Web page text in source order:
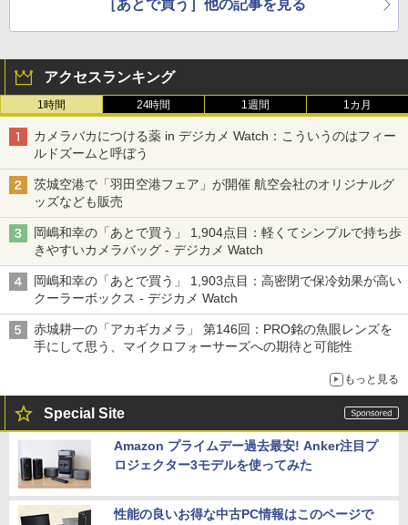
［あとで買う］他の記事を見る
アクセスランキング
1時間 24時間 1週間 1カ月
カメラバカにつける薬 in デジカメ Watch：こういうのはフィー
ルドズームと呼ぼう
茨城空港で「羽田空港フェア」が開催 航空会社のオリジナルグ
ッズなども販売
岡嶋和幸の「あとで買う」 1,904点目：軽くてシンプルで持ち歩
きやすいカメラバッグ - デジカメ Watch
岡嶋和幸の「あとで買う」 1,903点目：高密閉で保冷効果が高い
クーラーボックス - デジカメ Watch
赤城耕一の「アカギカメラ」 第146回：PRO銘の魚眼レンズを
手にして思う、マイクロフォーサーズへの期待と可能性
もっと見る
Special Site
Amazon プライムデー過去最安! Anker注目プ
ロジェクター3モデルを使ってみた
性能の良いお得な中古PC情報はこのページで